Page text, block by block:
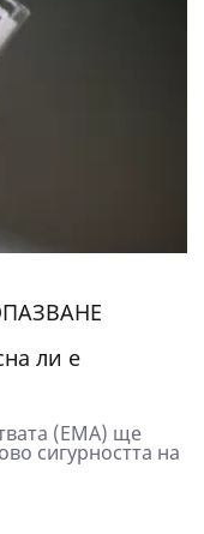
ли е
(ЕМА) ще
сигурността на